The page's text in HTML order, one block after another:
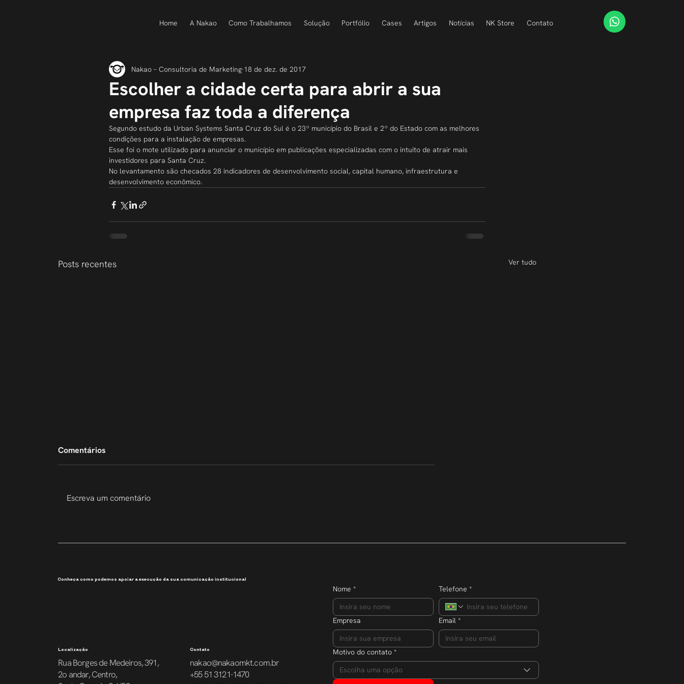
Home A Nakao Como Trabalhamos Solução Portfólio Cases Artigos Notícias NK Store Contato
Escolher a cidade certa para abrir a sua
empresa faz toda a diferença
Nakao – Consultoria de Marketing 18 de dez. de 2017
Segundo estudo da Urban Systems Santa Cruz do Sul é o 23º município do Brasil e 2º do Estado com as melhores
condições para a instalação de empresas.
Esse foi o mote utilizado para anunciar o município em publicações especializadas com o intuito de atrair mais
investidores para Santa Cruz.
No levantamento são checados 28 indicadores de desenvolvimento social, capital humano, infraestrutura e
desenvolvimento econômico.
Posts recentes Ver tudo
dobra o número de
Comentários
Escreva um comentário
Conheça como podemos apoiar a execução da sua comunicação institucional
Localização
Rua Borges de Medeiros, 391,
2o andar, Centro,
Contato
nakao@nakaomkt.com.br
+55 51 3121-1470
Nome * Telefone *
Empresa Email *
Motivo do contato *
Escolha uma opção